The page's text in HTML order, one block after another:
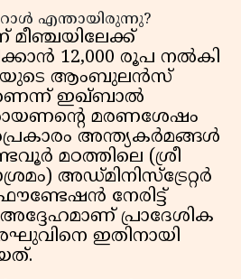
എന്തായിരുന്നു?
മീഞ്ചയിലേക്ക്
12,000 രൂപ നൽകി
ആംബുലൻസ്
ഇഖ്ബാൽ
മരണശേഷം
അന്ത്യകർമങ്ങൾ
മഠത്തിലെ (ശ്രീ
അഡ്മിനിസ്ട്രേറ്റർ
നേരിട്ട്
അദ്ദേഹമാണ് പ്രാദേശിക
ഇതിനായി